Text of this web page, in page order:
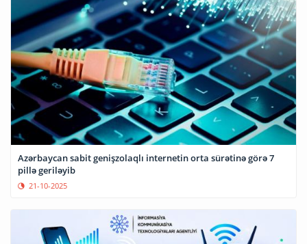
Azərbaycan sabit genişzolaqlı internetin orta sürətinə görə 7
pillə geriləyib
21-10-2025